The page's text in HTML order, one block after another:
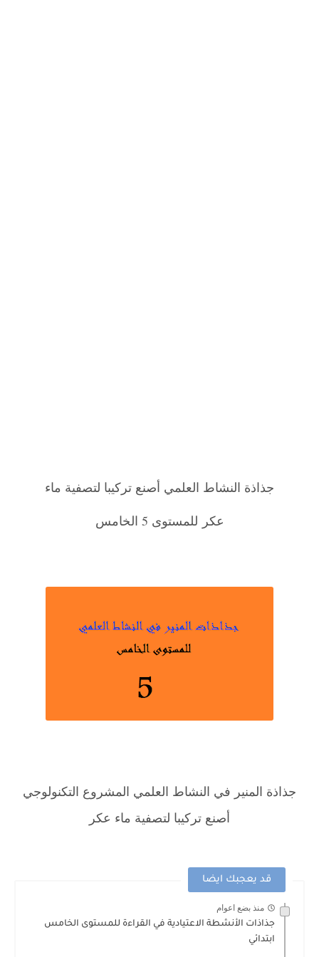
جذاذة النشاط العلمي أصنع تركيبا لتصفية ماء
عكر للمستوى 5 الخامس
جذاذة المنير في النشاط العلمي المشروع التكنولوجي
أصنع تركيبا لتصفية ماء عكر
قد يعجبك ايضا
منذ بضع اعوام
جذاذات الأنشطة الاعتيادية في القراءة للمستوى الخامس
ابتدائي